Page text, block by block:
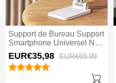
Support de Bureau Support
Smartphone Universel N08
Blanc
EUR€35,98 EUR€69,99